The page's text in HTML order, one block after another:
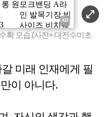
확 모습 (사진= 대전수미초
미래 인재에게 필
이 아니다.